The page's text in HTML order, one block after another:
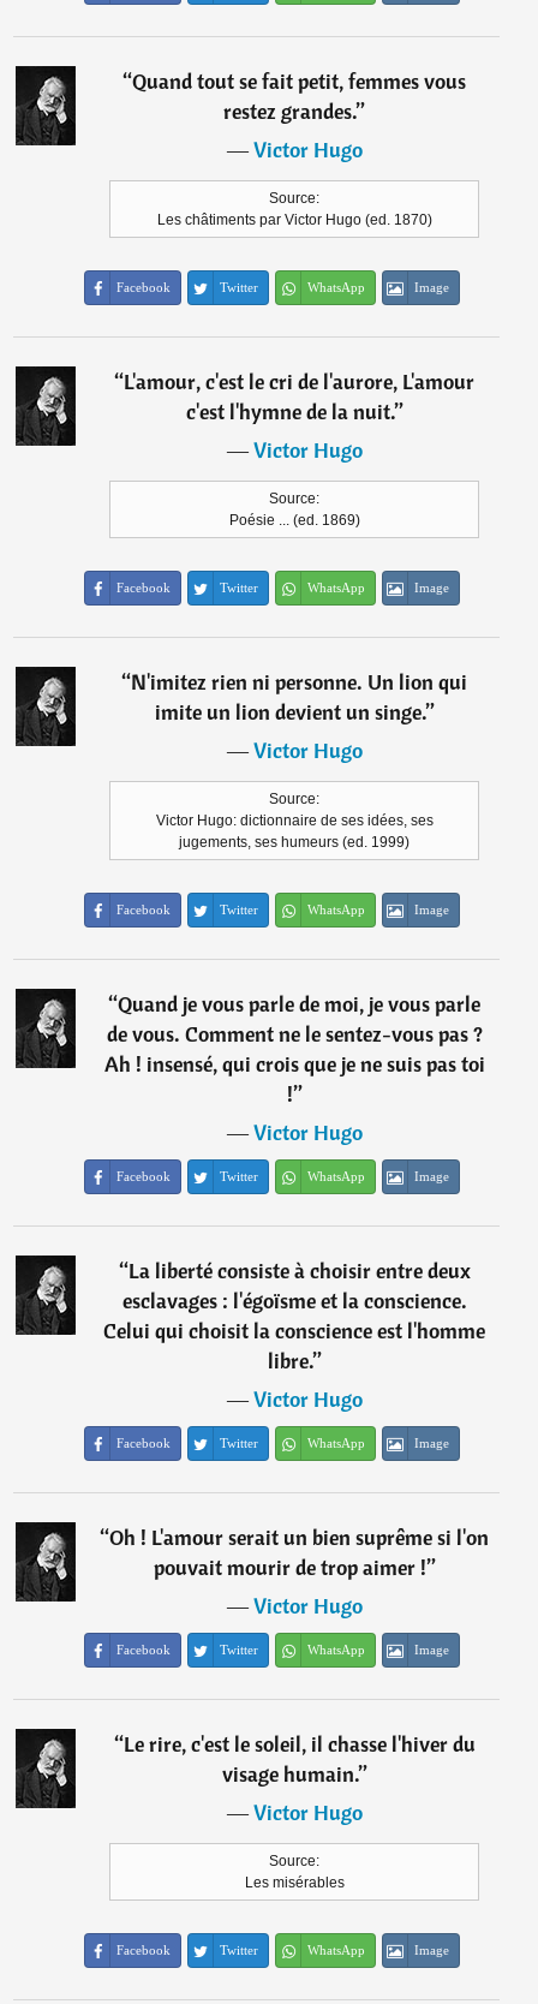
“Quand tout se fait petit, femmes vous
restez grandes.”
―Victor Hugo
Source:
Les châtiments par Victor Hugo (ed. 1870)
Facebook Twitter WhatsApp Image
“L'amour, c'est le cri de l'aurore, L'amour
c'est l'hymne de la nuit.”
―Victor Hugo
Source:
Poésie ... (ed. 1869)
Facebook Twitter WhatsApp Image
“N'imitez rien ni personne. Un lion qui
imite un lion devient un singe.”
―Victor Hugo
Source:
Victor Hugo: dictionnaire de ses idées, ses
jugements, ses humeurs (ed. 1999)
Facebook Twitter WhatsApp Image
“Quand je vous parle de moi, je vous parle
de vous. Comment ne le sentez-vous pas ?
Ah ! insensé, qui crois que je ne suis pas toi
!”
―Victor Hugo
Facebook Twitter WhatsApp Image
“La liberté consiste à choisir entre deux
esclavages : l'égoïsme et la conscience.
Celui qui choisit la conscience est l'homme
libre.”
―Victor Hugo
Facebook Twitter WhatsApp Image
“Oh ! L'amour serait un bien suprême si l'on
pouvait mourir de trop aimer !”
―Victor Hugo
Facebook Twitter WhatsApp Image
“Le rire, c'est le soleil, il chasse l'hiver du
visage humain.”
―Victor Hugo
Source:
Les misérables
Facebook Twitter WhatsApp Image